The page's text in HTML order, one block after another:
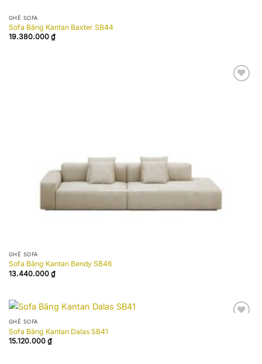
GHẾ SOFA
Sofa Băng Kantan Baxter SB44
19.380.000 ₫
GHẾ SOFA
Sofa Băng Kantan Bendy SB46
13.440.000 ₫
GHẾ SOFA
Sofa Băng Kantan Dalas SB41
15.120.000 ₫